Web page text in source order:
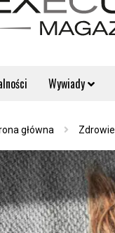
Wywiady
główna Zdrowie